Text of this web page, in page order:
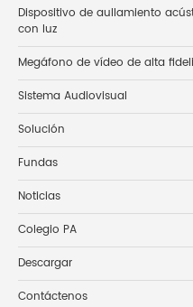
Dispositivo de aullamiento
con luz
Megáfono de vídeo de alta
Sistema Audiovisual
Solución
Fundas
Noticias
Colegio PA
Descargar
Contáctenos